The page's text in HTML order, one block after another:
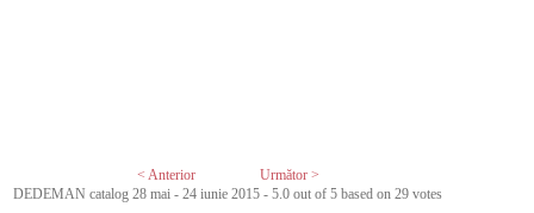
< Anterior
Următor >
DEDEMAN catalog 28 mai - 24 iunie 2015 -5.0 out of5 based on29 votes